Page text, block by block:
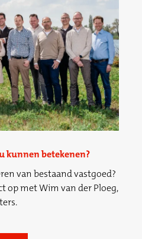
kunnen betekenen?
van bestaand vastgoed?
op met Wim van der Ploeg,